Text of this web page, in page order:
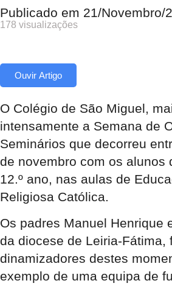
Publicado em 21/Novembro/
178 visualizações
Ouvir Artigo
O Colégio de São Miguel,
intensamente a Semana de
Seminários que decorreu
de novembro com os alunos
12.º ano, nas aulas de
Religiosa Católica.
Os padres Manuel Henrique
da diocese de Leiria-Fátima,
dinamizadores destes
exemplo de uma equipa de